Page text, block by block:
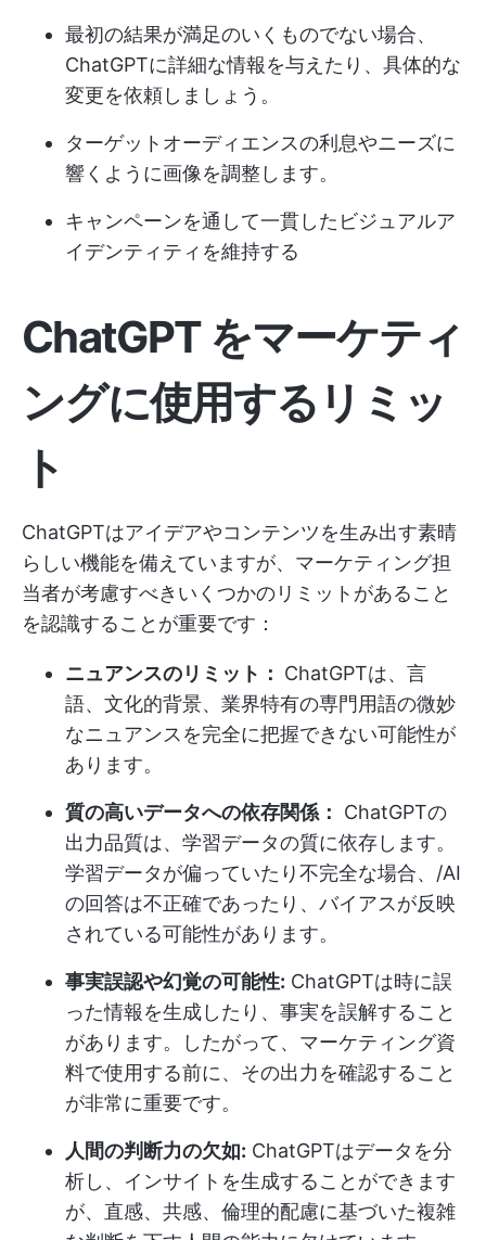
最初の結果が満足のいくものでない場合、
ChatGPTに詳細な情報を与えたり、具体的な
変更を依頼しましょう。
ターゲットオーディエンスの利息やニーズに
響くように画像を調整します。
キャンペーンを通して一貫したビジュアルア
イデンティティを維持する
ChatGPT をマーケティ
ングに使用するリミッ
ト
ChatGPTはアイデアやコンテンツを生み出す素晴
らしい機能を備えていますが、マーケティング担
当者が考慮すべきいくつかのリミットがあること
を認識することが重要です：
ニュアンスのリミット： ChatGPTは、言
語、文化的背景、業界特有の専門用語の微妙
なニュアンスを完全に把握できない可能性が
あります。
質の高いデータへの依存関係：
ChatGPTの
出力品質は、学習データの質に依存します。
学習データが偏っていたり不完全な場合、/AI
の回答は不正確であったり、バイアスが反映
されている可能性があります。
事実誤認や幻覚の可能性: ChatGPTは時に誤
った情報を生成したり、事実を誤解すること
があります。したがって、マーケティング資
料で使用する前に、その出力を確認すること
が非常に重要です。
人間の判断力の欠如: ChatGPTはデータを分
析し、インサイトを生成することができます
が、直感、共感、倫理的配慮に基づいた複雑